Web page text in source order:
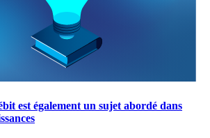
est également un sujet abordé dans